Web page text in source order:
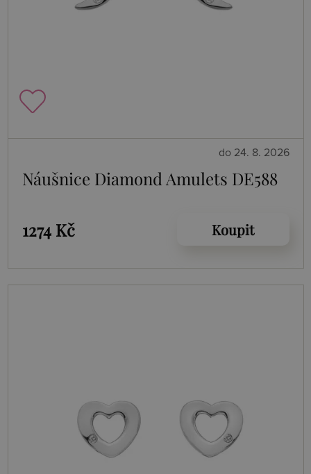
do 24. 8. 2026
Náušnice Diamond Amulets DE588
1274 Kč Koupit